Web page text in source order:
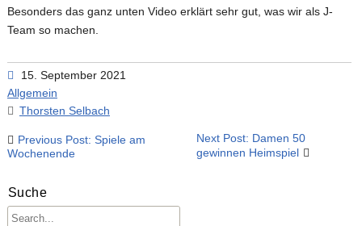
Jugendmannschaften im MTV
Besonders das ganz unten Video erklärt sehr gut, was wir als J-
Team so machen.
15. September 2021
Allgemein
Thorsten Selbach
Beitragsnavigation
Previous Post: Spiele am
Wochenende
Next Post: Damen 50
gewinnen Heimspiel
Suche